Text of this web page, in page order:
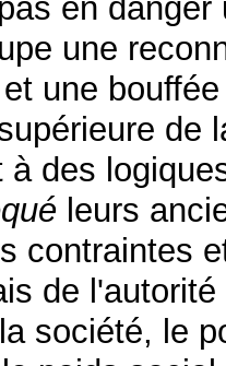
en
une
une
de
à des
leurs
contraintes
de
société, le